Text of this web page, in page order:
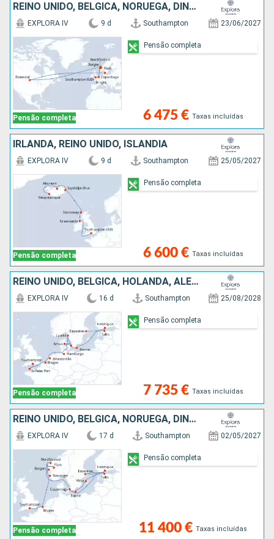
REINO UNIDO, BÉLGICA, NORUEGA, DINAMARCA
Pensão completa
EXPLORA IV 9 d Southampton 23/06/2027
6 475 € Taxas incluídas
Pensão completa
IRLANDA, REINO UNIDO, ISLÂNDIA
Pensão completa
EXPLORA IV 9 d Southampton 25/05/2027
6 600 € Taxas incluídas
Pensão completa
REINO UNIDO, BÉLGICA, HOLANDA, ALEMANHA, SUÉCIA, DINAMARCA, ESTÓNIA, FINLÂNDIA
Pensão completa
EXPLORA IV 16 d Southampton 25/08/2028
7 735 € Taxas incluídas
Pensão completa
REINO UNIDO, BÉLGICA, NORUEGA, DINAMARCA, FINLÂNDIA, ESTÓNIA, SUÉCIA
Pensão completa
EXPLORA IV 17 d Southampton 02/05/2027
11 400 € Taxas incluídas
Pensão completa